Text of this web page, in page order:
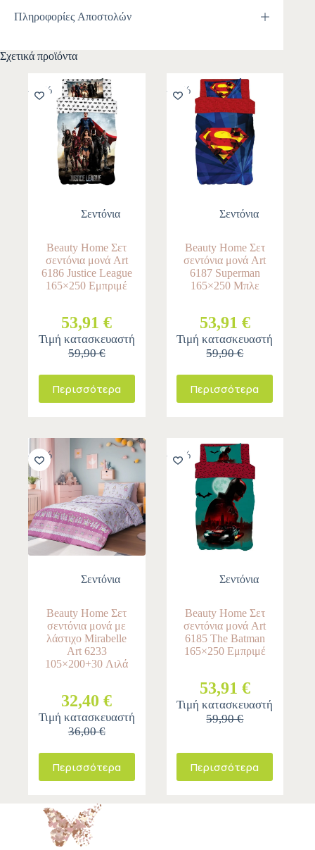
Πληροφορίες Αποστολών
Σχετικά προϊόντα
-10%
Σεντόνια
Beauty Home Σετ
σεντόνια μονά Art
6186 Justice League
165×250 Εμπριμέ
53,91 €
Τιμή κατασκευαστή
59,90 €
Περισσότερα
-10%
Σεντόνια
Beauty Home Σετ
σεντόνια μονά Art
6187 Superman
165×250 Μπλε
53,91 €
Τιμή κατασκευαστή
59,90 €
Περισσότερα
-10%
Σεντόνια
Beauty Home Σετ
σεντόνια μονά με
λάστιχο Mirabelle
Art 6233
105×200+30 Λιλά
32,40 €
Τιμή κατασκευαστή
36,00 €
Περισσότερα
-10%
Σεντόνια
Beauty Home Σετ
σεντόνια μονά Art
6185 The Batman
165×250 Εμπριμέ
53,91 €
Τιμή κατασκευαστή
59,90 €
Περισσότερα